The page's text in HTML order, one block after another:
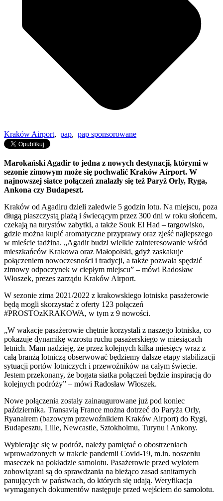
Kraków Airport, pap, pap sponsorowane
Marokański Agadir to jedna z nowych destynacji, którymi w
sezonie zimowym może się pochwalić Kraków Airport. W
najnowszej siatce połączeń znalazły się też Paryż Orly, Ryga,
Ankona czy Budapeszt.
Kraków od Agadiru dzieli zaledwie 5 godzin lotu. Na miejscu, poza
długą piaszczystą plażą i świecącym przez 300 dni w roku słońcem,
czekają na turystów zabytki, a także Souk El Had – targowisko,
gdzie można kupić aromatyczne przyprawy oraz zjeść najlepszego
w mieście tadżina. „Agadir budzi wielkie zainteresowanie wśród
mieszkańców Krakowa oraz Małopolski, gdyż zaskakuje
połączeniem nowoczesności i tradycji, a także pozwala spędzić
zimowy odpoczynek w ciepłym miejscu” – mówi Radosław
Włoszek, prezes zarządu Kraków Airport.
W sezonie zima 2021/2022 z krakowskiego lotniska pasażerowie
będą mogli skorzystać z oferty 123 połączeń
#PROSTOzKRAKOWA, w tym z 9 nowości.
„W wakacje pasażerowie chętnie korzystali z naszego lotniska, co
pokazuje dynamikę wzrostu ruchu pasażerskiego w miesiącach
letnich. Mam nadzieję, że przez kolejnych kilka miesięcy wraz z
całą branżą lotniczą obserwować będziemy dalsze etapy stabilizacji
sytuacji portów lotniczych i przewoźników na całym świecie.
Jestem przekonany, że bogata siatka połączeń będzie inspiracją do
kolejnych podróży” – mówi Radosław Włoszek.
Nowe połączenia zostały zainaugurowane już pod koniec
października. Transavią France można dotrzeć do Paryża Orly,
Ryanairem (bazowym przewoźnikiem Kraków Airport) do Rygi,
Budapesztu, Lille, Newcastle, Sztokholmu, Turynu i Ankony.
Wybierając się w podróż, należy pamiętać o obostrzeniach
wprowadzonych w trakcie pandemii Covid-19, m.in. noszeniu
maseczek na pokładzie samolotu. Pasażerowie przed wylotem
zobowiązani są do sprawdzania na bieżąco zasad sanitarnych
panujących w państwach, do których się udają. Weryfikacja
wymaganych dokumentów następuje przed wejściem do samolotu.